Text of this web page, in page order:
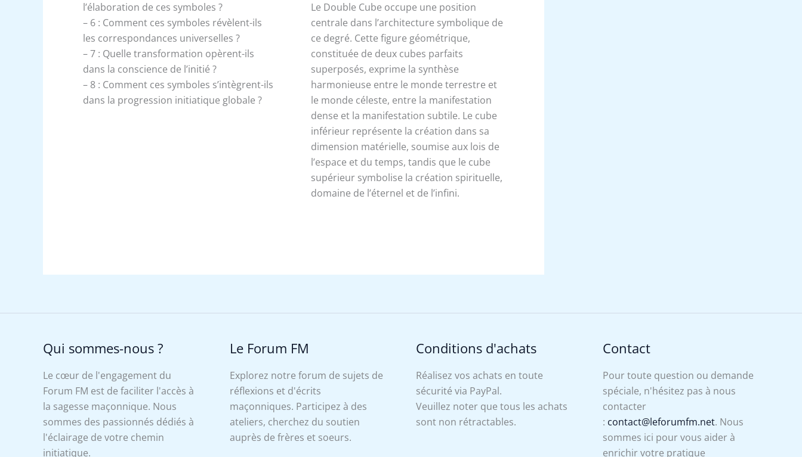
l’élaboration de ces symboles ?
– 6 : Comment ces symboles révèlent-ils
les correspondances universelles ?
– 7 : Quelle transformation opèrent-ils
dans la conscience de l’initié ?
– 8 : Comment ces symboles s’intègrent-ils
dans la progression initiatique globale ?
Le Double Cube occupe une position
centrale dans l’architecture symbolique de
ce degré. Cette figure géométrique,
constituée de deux cubes parfaits
superposés, exprime la synthèse
harmonieuse entre le monde terrestre et
le monde céleste, entre la manifestation
dense et la manifestation subtile. Le cube
inférieur représente la création dans sa
dimension matérielle, soumise aux lois de
l’espace et du temps, tandis que le cube
supérieur symbolise la création spirituelle,
domaine de l’éternel et de l’infini.
Qui sommes-nous ?
Le cœur de l'engagement du
Forum FM est de faciliter l'accès à
la sagesse maçonnique. Nous
sommes des passionnés dédiés à
l'éclairage de votre chemin
initiatique.
Le Forum FM
Explorez notre forum de sujets de
réflexions et d'écrits
maçonniques. Participez à des
ateliers, cherchez du soutien
auprès de frères et soeurs.
Conditions d'achats
Réalisez vos achats en toute
sécurité via PayPal.
Veuillez noter que tous les achats
sont non rétractables.
Contact
Pour toute question ou demande
spéciale, n'hésitez pas à nous
contacter
: contact@leforumfm.net. Nous
sommes ici pour vous aider à
enrichir votre pratique